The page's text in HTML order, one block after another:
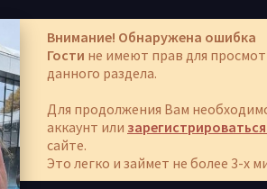
Внимание! Обнаружена ошибка
Гости не имеют прав для
данного раздела.
Для продолжения Вам
аккаунт или
сайте.
Это легко и займет не более 3-х